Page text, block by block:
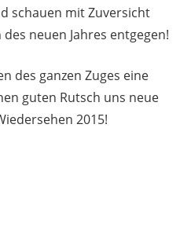
schauen mit Zuversicht
neuen Jahres entgegen!
des ganzen Zuges eine
guten Rutsch uns neue
2015!